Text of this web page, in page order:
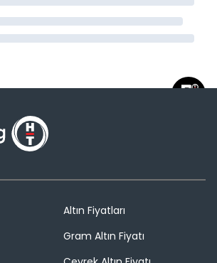
Altın Fiyatları
Gram Altın Fiyatı